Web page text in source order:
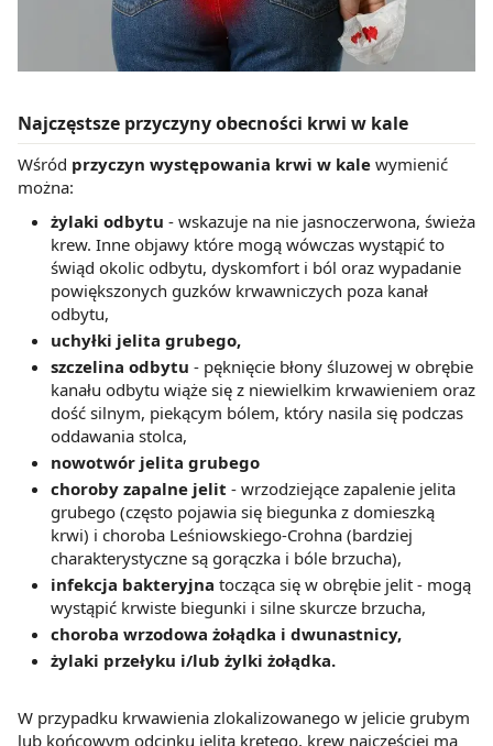
Najczęstsze przyczyny obecności krwi w kale
Wśród przyczyn występowania krwi w kale wymienić
można:
żylaki odbytu - wskazuje na nie jasnoczerwona, świeża
krew. Inne objawy które mogą wówczas wystąpić to
świąd okolic odbytu, dyskomfort i ból oraz wypadanie
powiększonych guzków krwawniczych poza kanał
odbytu,
uchyłki jelita grubego,
szczelina odbytu - pęknięcie błony śluzowej w obrębie
kanału odbytu wiąże się z niewielkim krwawieniem oraz
dość silnym, piekącym bólem, który nasila się podczas
oddawania stolca,
nowotwór jelita grubego
choroby zapalne jelit - wrzodziejące zapalenie jelita
grubego (często pojawia się biegunka z domieszką
krwi) i choroba Leśniowskiego-Crohna (bardziej
charakterystyczne są gorączka i bóle brzucha),
infekcja bakteryjna tocząca się w obrębie jelit - mogą
wystąpić krwiste biegunki i silne skurcze brzucha,
choroba wrzodowa żołądka i dwunastnicy,
żylaki przełyku i/lub żylki żołądka.
W przypadku krwawienia zlokalizowanego w jelicie grubym
lub końcowym odcinku jelita krętego, krew najczęściej ma